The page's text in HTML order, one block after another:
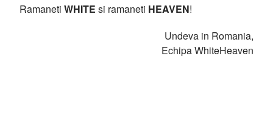
Ramaneti WHITE si ramaneti HEAVEN!
Undeva in Romania,
Echipa WhiteHeaven